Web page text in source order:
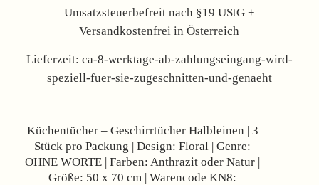
Umsatzsteuerbefreit nach §19 UStG +
Versandkostenfrei in Österreich
Lieferzeit: ca-8-werktage-ab-zahlungseingang-wird-
speziell-fuer-sie-zugeschnitten-und-genaeht
Küchentücher – Geschirrtücher Halbleinen | 3
Stück pro Packung | Design: Floral | Genre:
OHNE WORTE | Farben: Anthrazit oder Natur |
Größe: 50 x 70 cm | Warencode KN8: